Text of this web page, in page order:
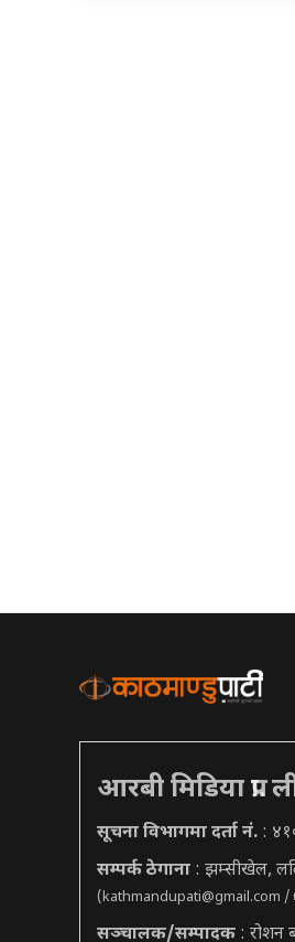
आरबी मिडिया प्रा.
सूचना विभागमा दर्ता नं. :
सम्पर्क ठेगाना : झम्सीखेल,
(kathmandupati@gmail.com /
सञ्चालक/सम्पादक : रोशन